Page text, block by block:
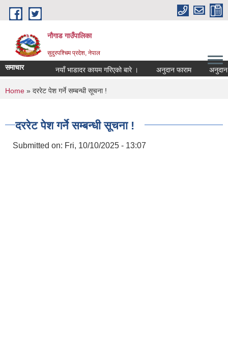
Skip to main content
नौगाड गाउँपालिका
सुदुरपश्चिम प्रदेश, नेपाल
समाचार नयाँ भाडादर कायम गरिएको बारे । अनुदान फाराम अनुदान
You are here
Home » दररेट पेश गर्ने सम्बन्धी सूचना !
दररेट पेश गर्ने सम्बन्धी सूचना !
Submitted on: Fri, 10/10/2025 - 13:07